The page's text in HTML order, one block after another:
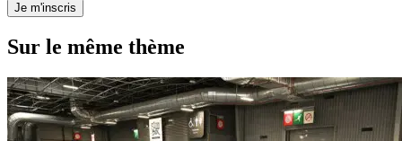
Je m'inscris
Sur le même thème